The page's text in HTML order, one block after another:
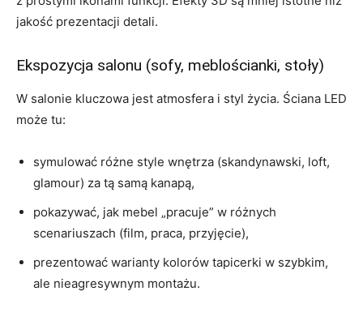
jakość prezentacji detali.
Ekspozycja salonu (sofy, meblościanki, stoły)
W salonie kluczowa jest atmosfera i styl życia. Ściana LED
może tu:
symulować różne style wnętrza (skandynawski, loft,
glamour) za tą samą kanapą,
pokazywać, jak mebel „pracuje” w różnych
scenariuszach (film, praca, przyjęcie),
prezentować warianty kolorów tapicerki w szybkim,
ale nieagresywnym montażu.